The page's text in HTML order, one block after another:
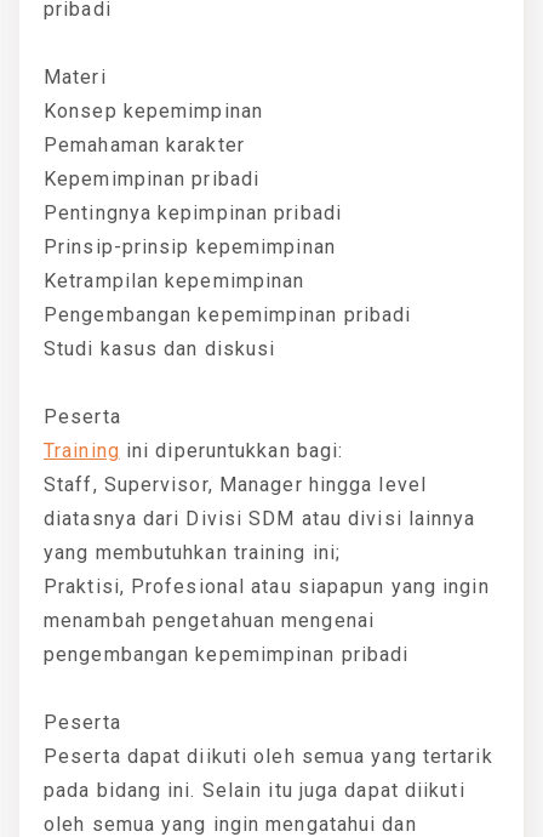
pribadi
Materi
Konsep kepemimpinan
Pemahaman karakter
Kepemimpinan pribadi
Pentingnya kepimpinan pribadi
Prinsip-prinsip kepemimpinan
Ketrampilan kepemimpinan
Pengembangan kepemimpinan pribadi
Studi kasus dan diskusi
Peserta
Training ini diperuntukkan bagi:
Staff, Supervisor, Manager hingga level
diatasnya dari Divisi SDM atau divisi lainnya
yang membutuhkan training ini;
Praktisi, Profesional atau siapapun yang ingin
menambah pengetahuan mengenai
pengembangan kepemimpinan pribadi
Peserta
Peserta dapat diikuti oleh semua yang tertarik
pada bidang ini. Selain itu juga dapat diikuti
oleh semua yang ingin mengatahui dan